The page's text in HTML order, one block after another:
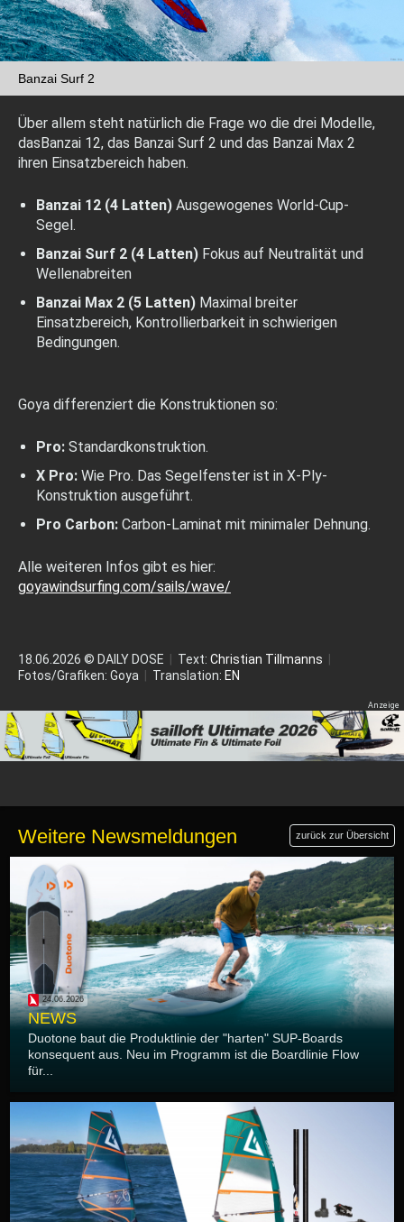
Banzai Surf 2
Über allem steht natürlich die Frage wo die drei Modelle,
dasBanzai 12, das Banzai Surf 2 und das Banzai Max 2
ihren Einsatzbereich haben.
Banzai 12 (4 Latten) Ausgewogenes World-Cup-
Segel.
Banzai Surf 2 (4 Latten) Fokus auf Neutralität und
Wellenabreiten
Banzai Max 2 (5 Latten) Maximal breiter
Einsatzbereich, Kontrollierbarkeit in schwierigen
Bedingungen.
Goya differenziert die Konstruktionen so:
Pro: Standardkonstruktion.
X Pro: Wie Pro. Das Segelfenster ist in X-Ply-
Konstruktion ausgeführt.
Pro Carbon: Carbon-Laminat mit minimaler Dehnung.
Alle weiteren Infos gibt es hier:
goyawindsurfing.com/sails/wave/
18.06.2026 © DAILY DOSE Text: Christian Tillmanns
Fotos/Grafiken: Goya
Translation: EN
Weitere Newsmeldungen zurück zur Übersicht
24.06.2026
NEWS
Duotone baut die Produktlinie der "harten" SUP-Boards
konsequent aus. Neu im Programm ist die Boardlinie Flow
für...